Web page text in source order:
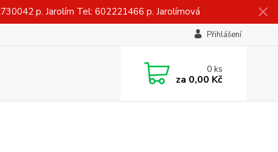
p. Jarolím Tel: 602221466 p. Jarolímová
Přihlášení
0ks
za 0,00 Kč